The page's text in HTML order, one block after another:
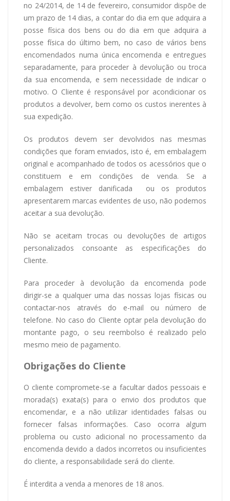
no 24/2014, de 14 de fevereiro, consumidor dispõe de
um prazo de 14 dias, a contar do dia em que adquira a
posse física dos bens ou do dia em que adquira a
posse física do último bem, no caso de vários bens
encomendados numa única encomenda e entregues
separadamente, para proceder à devolução ou troca
da sua encomenda, e sem necessidade de indicar o
motivo. O Cliente é responsável por acondicionar os
produtos a devolver, bem como os custos inerentes à
sua expedição.
Os produtos devem ser devolvidos nas mesmas
condições que foram enviados, isto é, em embalagem
original e acompanhado de todos os acessórios que o
constituem e em condições de venda. Se a
embalagem estiver danificada ou os produtos
apresentarem marcas evidentes de uso, não podemos
aceitar a sua devolução.
Não se aceitam trocas ou devoluções de artigos
personalizados consoante as especificações do
Cliente.
Para proceder à devolução da encomenda pode
dirigir-se a qualquer uma das nossas lojas físicas ou
contactar-nos através do e-mail ou número de
telefone. No caso do Cliente optar pela devolução do
montante pago, o seu reembolso é realizado pelo
mesmo meio de pagamento.
Obrigações do Cliente
O cliente compromete-se a facultar dados pessoais e
morada(s) exata(s) para o envio dos produtos que
encomendar, e a não utilizar identidades falsas ou
fornecer falsas informações. Caso ocorra algum
problema ou custo adicional no processamento da
encomenda devido a dados incorretos ou insuficientes
do cliente, a responsabilidade será do cliente.
É interdita a venda a menores de 18 anos.